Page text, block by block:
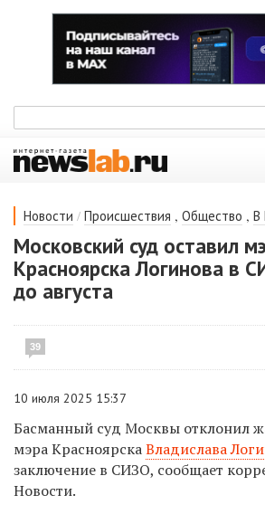
Новости / Происшествия , Общество , В
Московский суд оставил
Красноярска Логинова в
до августа
39
10 июля 2025 15:37
Басманный суд Москвы отклонил
мэра КрасноярскаВладислава
заключение в СИЗО, сообщает
Новости.